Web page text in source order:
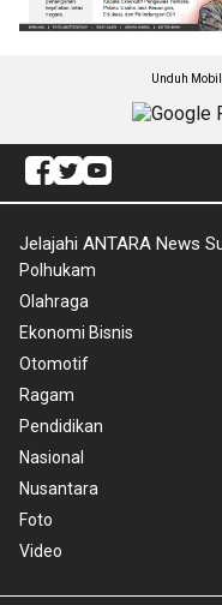
Unduh
Jelajahi ANTARA News
Polhukam
Olahraga
Ekonomi Bisnis
Otomotif
Ragam
Pendidikan
Nasional
Nusantara
Foto
Video